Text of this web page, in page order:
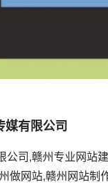
有限公司
公司,赣州专业网站
做网站,赣州网站